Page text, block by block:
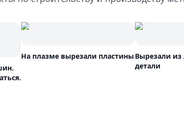
На плазме вырезали пластины Вырезали из
детали